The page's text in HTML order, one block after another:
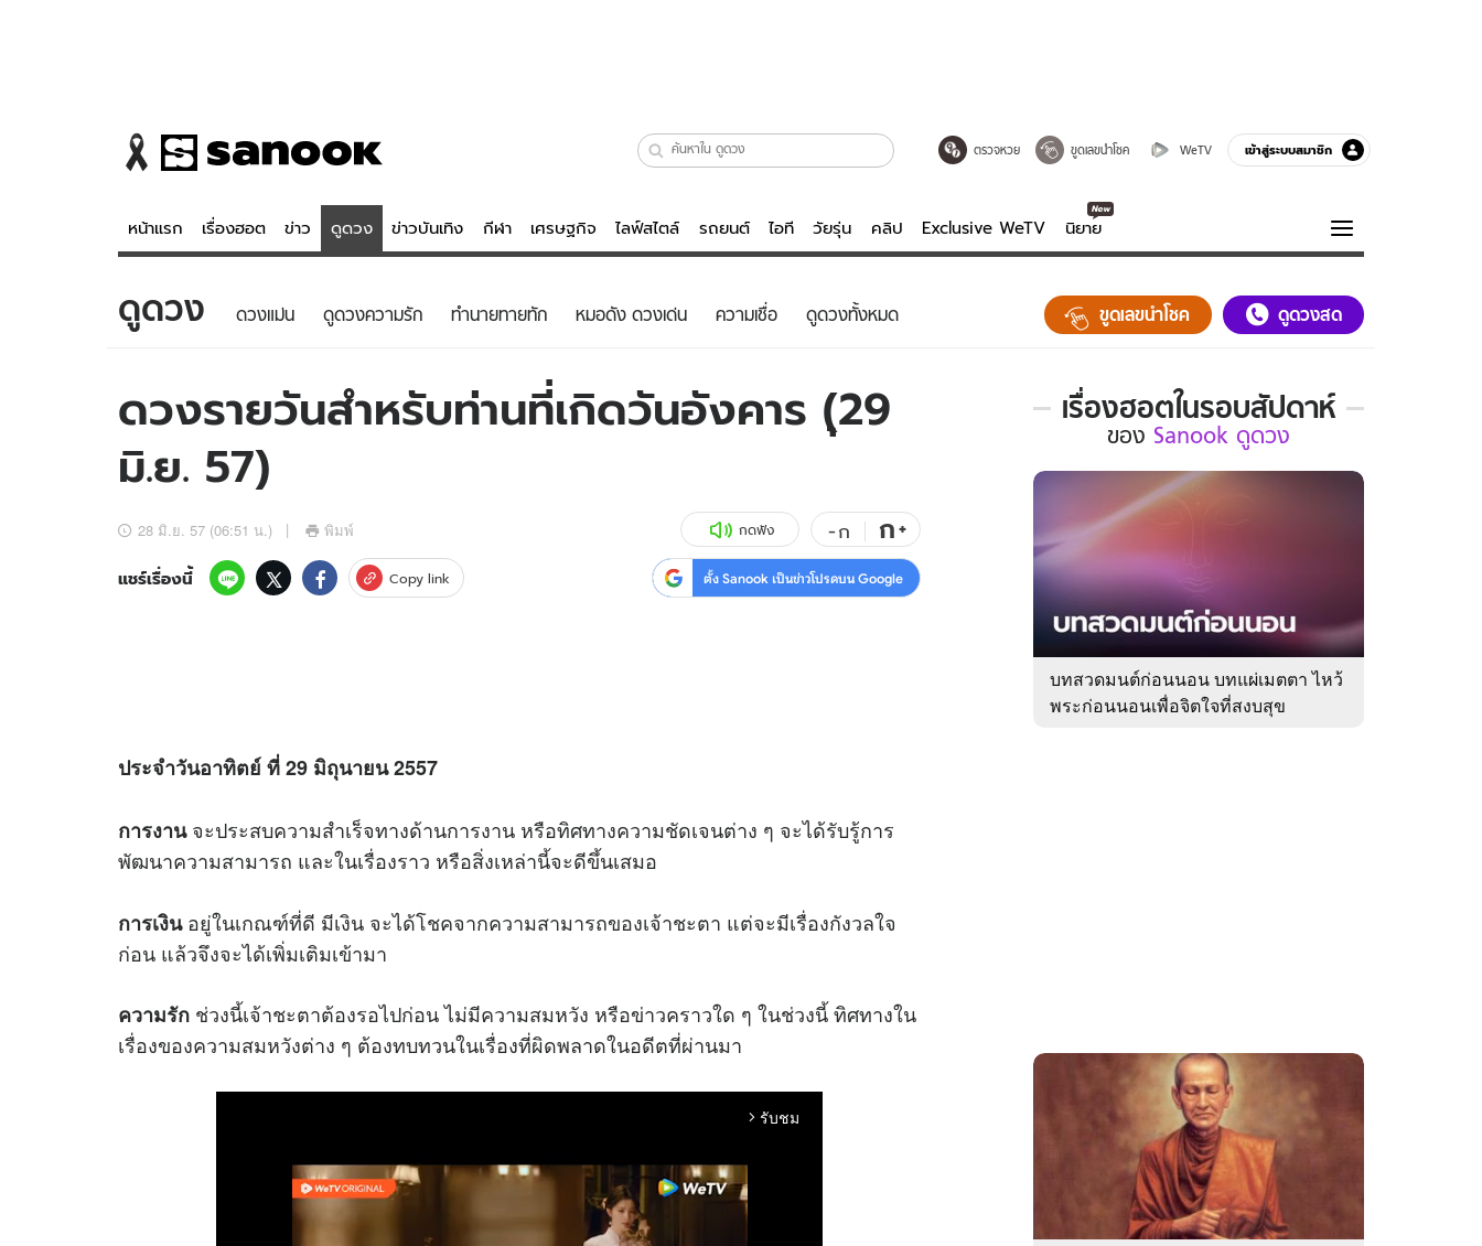
ตรวจหวย ขูดเลขนำโชค WeTV เข้าสู่ระบบสมาชิก
หน้าแรก เรื่องฮอต ข่าว ดูดวง ข่าวบันเทิง กีฬา เศรษฐกิจ ไลฟ์สไตล์ รถยนต์ ไอที วัยรุ่น คลิป Exclusive WeTV นิยาย
ข่าว
ข่าวบันเทิง
ข่าวกีฬา
ข่าวเศรษฐกิจ
อัปเดตจีน
เช็กข่าวชัวร์
ดูดวง - ตรวจหวย
สถิติหวยไทย
ไลฟ์สไตล์
วัยรุ่น
สุขภาพ
เที่ยว-กิน
Tasteful Thailand
ดูทีวี
WeTV
Exclusive WeTV
ความรู้รอบตัว
ฮาวทู
บริษัท อิมเมจ ฟิวเจอร์ (ประเทศไทย) จำกัด
ดูดวง ดวงแม่น ดูดวงความรัก ทํานายทายทัก หมอดัง ดวงเด่น ความเชื่อ ดูดวงทั้งหมด ขูดเลขนำโชค ดูดวงสด
ดวงรายวันสำหรับท่านที่เกิดวันอังคาร (ุ29
มิ.ย. 57)
28 มิ.ย. 57 (06:51 น.) พิมพ์ กดฟัง -ก ก+
แชร์เรื่องนี้ Copy link ตั้ง Sanook เป็นข่าวโปรดบน Google
ประจำวันอาทิตย์ ที่ 29 มิถุนายน 2557
การงานจะประสบความสำเร็จทางด้านการงาน หรือทิศทางความชัดเจนต่าง ๆ จะได้รับรู้การ
พัฒนาความสามารถ และในเรื่องราว หรือสิ่งเหล่านี้จะดีขึ้นเสมอ
การเงินอยู่ในเกณฑ์ที่ดี มีเงิน จะได้โชคจากความสามารถของเจ้าชะตา แต่จะมีเรื่องกังวลใจ
ก่อน แล้วจึงจะได้เพิ่มเติมเข้ามา
ความรัก ช่วงนี้เจ้าชะตาต้องรอไปก่อน ไม่มีความสมหวัง หรือข่าวคราวใด ๆ ในช่วงนี้ ทิศทางใน
เรื่องของความสมหวังต่าง ๆ ต้องทบทวนในเรื่องที่ผิดพลาดในอดีตที่ผ่านมา
arrow_forward_ios รับชม
เรื่องฮอตในรอบสัปดาห์
เรื่อง
ใน
รอบ
ของ
Sanook
ดูด
ของ Sanook ดูดวง
บทสวดมนต์ก่อนนอน บทแผ่เมตตา ไหว้
พระก่อนนอนเพื่อจิตใจที่สงบสุข